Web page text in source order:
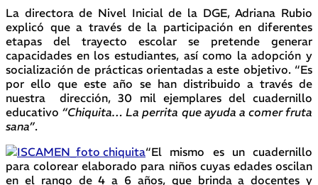
La directora de Nivel Inicial de la DGE, Adriana Rubio
explicó que a través de la participación en diferentes
etapas del trayecto escolar se pretende generar
capacidades en los estudiantes, así como la adopción y
socialización de prácticas orientadas a este objetivo. “Es
por ello que este año se han distribuido a través de
nuestra dirección, 30 mil ejemplares del cuadernillo
educativo “Chiquita… La perrita que ayuda a comer fruta
sana”.
“El mismo es un cuadernillo
para colorear elaborado para niños cuyas edades oscilan
en el rango de 4 a 6 años, que brinda a docentes y